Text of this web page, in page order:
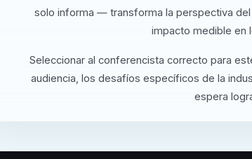
solo informa — transforma la perspectiva
impacto medible en
Seleccionar al conferencista correcto para
audiencia, los desafíos específicos de la
espera